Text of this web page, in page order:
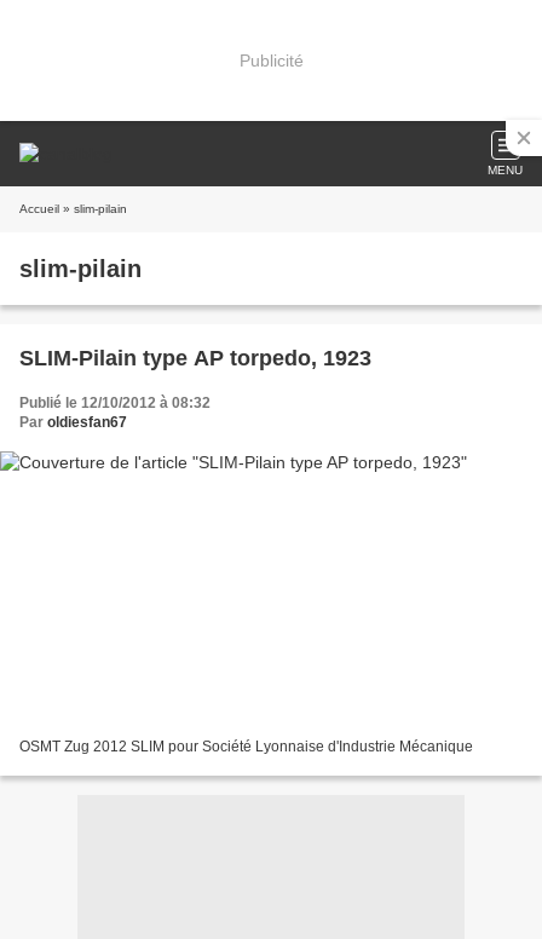
Publicité
MENU
Accueil » slim-pilain
slim-pilain
SLIM-Pilain type AP torpedo, 1923
Publié le 12/10/2012 à 08:32
Par oldiesfan67
OSMT Zug 2012 SLIM pour Société Lyonnaise d'Industrie Mécanique